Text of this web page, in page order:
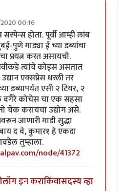
2020 00:16
बघा ..byहेमंतकुमार
होता. पूर्वी आम्ही लांब
पुणे गाड्या ई च्या डब्यांचा
प्रयत्न करत असायचो.
त्यांचे कोड्स असतात
एक्सप्रेस धरली तर
डब्यापर्यंत एसी २ टियर, २
वगैरे कोचेस चा एक सहसा
चेक करायचा उद्योग असे.
जाणारी गाडी सुद्धा
द वे, कुमार१ हे एकदा
तुम्हाला.
node/41372
लॉग इन कराकिंवासदस्य व्हा